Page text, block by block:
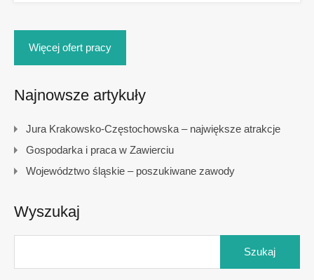
Więcej ofert pracy
Najnowsze artykuły
Jura Krakowsko-Częstochowska – największe atrakcje
Gospodarka i praca w Zawierciu
Województwo śląskie – poszukiwane zawody
Wyszukaj